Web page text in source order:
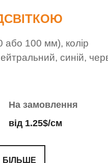
або 100 мм), колір
синій,
На замовлення
від 1.25$/см
БІЛЬШЕ